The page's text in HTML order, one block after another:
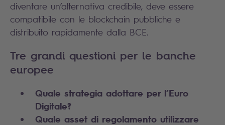
diventare un’alternativa credibile, deve essere
compatibile con le blockchain pubbliche e
distribuito rapidamente dalla BCE.
Tre grandi questioni per le banche
europee
Quale strategia adottare per l’Euro
Digitale?
Quale asset di regolamento utilizzare